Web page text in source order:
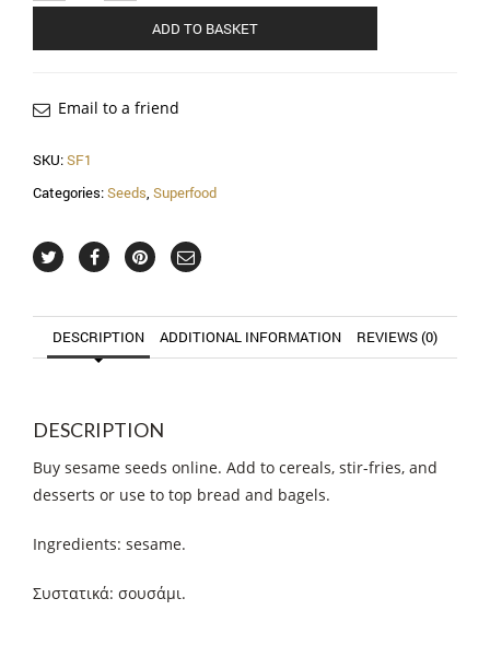
ADD TO BASKET
Email to a friend
SKU:SF1
Categories:Seeds, Superfood
DESCRIPTION ADDITIONAL INFORMATION REVIEWS (0)
DESCRIPTION
Buy sesame seeds online. Add to cereals, stir-fries, and
desserts or use to top bread and bagels.
Ingredients: sesame.
Συστατικά: σουσάμι.